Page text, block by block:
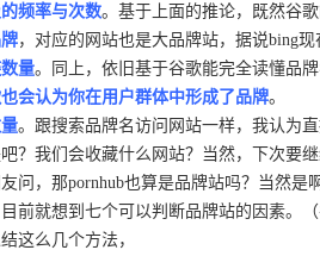
频率与次数。基于上面的推论，既然谷
，对应的网站也是大品牌站，据说bing现
量。同上，依旧基于谷歌能完全读懂品
会认为你在用户群体中形成了品牌。
。跟搜索品牌名访问网站一样，我认为
？我们会收藏什么网站？当然，下次要
问，那pornhub也算是品牌站吗？当然
前就想到七个可以判断品牌站的因素。
这么几个方法，